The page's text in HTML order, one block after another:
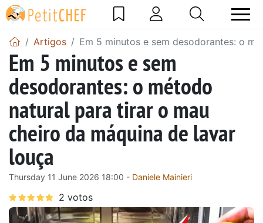
Artigos Em 5 minutos e sem desodorantes: o
Em 5 minutos e sem
desodorantes: o método
natural para tirar o mau
cheiro da máquina de lavar
louça
Thursday 11 June 2026 18:00 - Daniele Mainieri